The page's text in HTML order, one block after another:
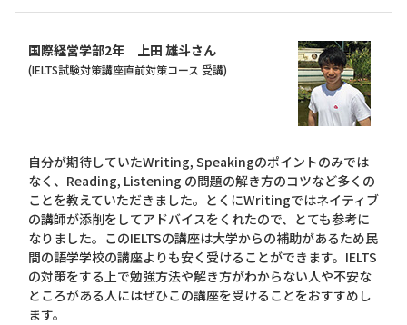
国際経営学部2年 上田 雄斗さん
(IELTS試験対策講座直前対策コース 受講)
自分が期待していたWriting, Speakingのポイントのみでは
なく、Reading, Listening の問題の解き方のコツなど多くの
ことを教えていただきました。とくにWritingではネイティブ
の講師が添削をしてアドバイスをくれたので、とても参考に
なりました。このIELTSの講座は大学からの補助があるため民
間の語学学校の講座よりも安く受けることができます。IELTS
の対策をする上で勉強方法や解き方がわからない人や不安な
ところがある人にはぜひこの講座を受けることをおすすめし
ます。